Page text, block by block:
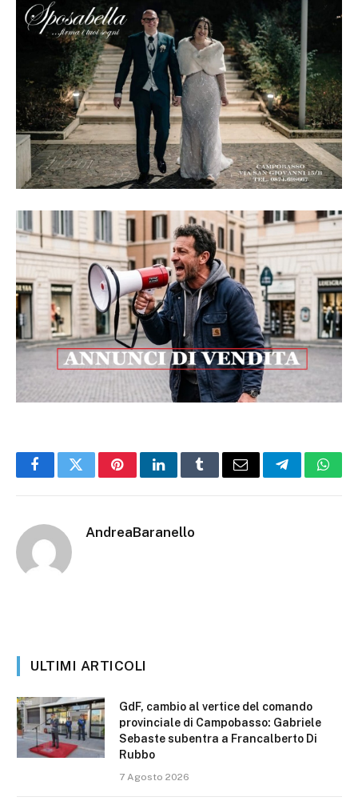
FacebookTwitterPinterestLinkedInTumblrEmail Telegram
AndreaBaranello
ULTIMI ARTICOLI
GdF, cambio al vertice del comando
provinciale di Campobasso: Gabriele
Sebaste subentra a Francalberto Di
Rubbo
7 Agosto 2026